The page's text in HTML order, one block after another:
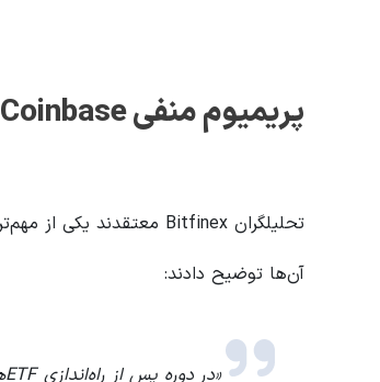
پریمیوم منفی
تحلیلگران Bitfinex معتقدند یکی از مهم‌ترین نشانه‌های ضعف بازار، منفی شدن
آن‌ها توضیح دادند: